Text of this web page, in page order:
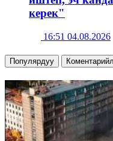
керек"
16:51 04.08.2026
Популярдуу